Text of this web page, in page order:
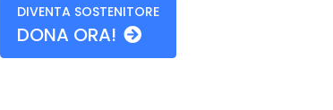
DIVENTA SOSTENITORE
DONA ORA!